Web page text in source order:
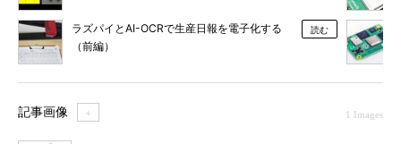
ラズパイとAI-OCRで生産日報を電子化する
（前編）
読む
記事画像 ＋ 1 Images